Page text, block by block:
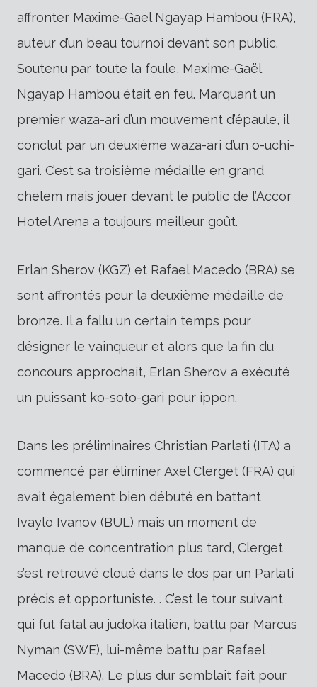
affronter Maxime-Gael Ngayap Hambou (FRA),
auteur d’un beau tournoi devant son public.
Soutenu par toute la foule, Maxime-Gaël
Ngayap Hambou était en feu. Marquant un
premier waza-ari d’un mouvement d’épaule, il
conclut par un deuxième waza-ari d’un o-uchi-
gari. C’est sa troisième médaille en grand
chelem mais jouer devant le public de l’Accor
Hotel Arena a toujours meilleur goût.
Erlan Sherov (KGZ) et Rafael Macedo (BRA) se
sont affrontés pour la deuxième médaille de
bronze. Il a fallu un certain temps pour
désigner le vainqueur et alors que la fin du
concours approchait, Erlan Sherov a exécuté
un puissant ko-soto-gari pour ippon.
Dans les préliminaires Christian Parlati (ITA) a
commencé par éliminer Axel Clerget (FRA) qui
avait également bien débuté en battant
Ivaylo Ivanov (BUL) mais un moment de
manque de concentration plus tard, Clerget
s’est retrouvé cloué dans le dos par un Parlati
précis et opportuniste. . C’est le tour suivant
qui fut fatal au judoka italien, battu par Marcus
Nyman (SWE), lui-même battu par Rafael
Macedo (BRA). Le plus dur semblait fait pour